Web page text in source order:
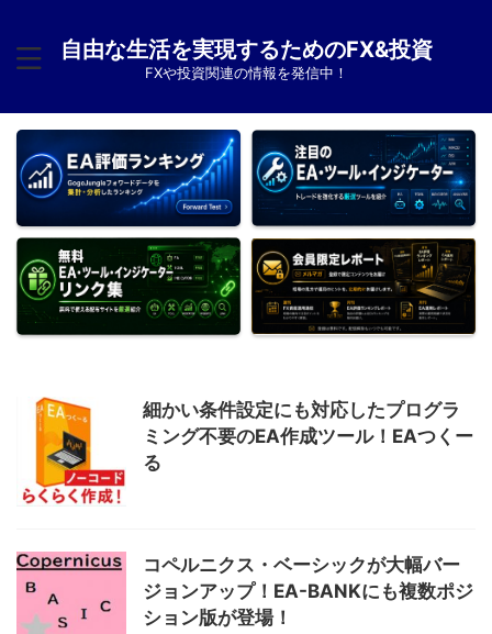
自由な生活を実現するためのFX&投資
FXや投資関連の情報を発信中！
細かい条件設定にも対応したプログラ
ミング不要のEA作成ツール！EAつくー
る
コペルニクス・ベーシックが大幅バー
ジョンアップ！EA-BANKにも複数ポジ
ション版が登場！